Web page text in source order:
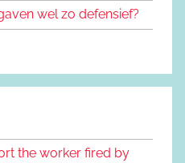
wel zo defensief?
the worker fired by